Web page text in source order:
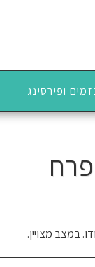
ופירסינג
במצב מצויין.